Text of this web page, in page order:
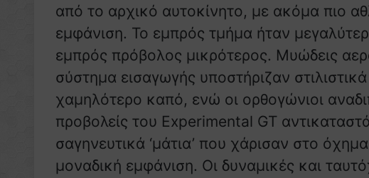
από το αρχικό αυτοκίνητο, με ακόμα πιο
εμφάνιση. Το εμπρός τμήμα ήταν
εμπρός πρόβολος μικρότερος. Μυώδεις
σύστημα εισαγωγής υποστήριζαν
χαμηλότερο καπό, ενώ οι ορθογώνιοι
προβολείς του Experimental GT
σαγηνευτικά ‘μάτια’ που χάρισαν στο
μοναδική εμφάνιση. Οι δυναμικές και